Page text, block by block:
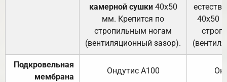
камерной сушки40х50
мм. Крепится по
стропильным ногам
(вентиляционный зазор).
40х50
Подкровельная
мембрана
Ондутис А100